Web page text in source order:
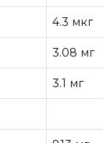
4.3 мкг
3.08 мг
3.1 мг